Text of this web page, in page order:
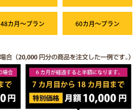
48カ月～プラン 60カ月～プラン